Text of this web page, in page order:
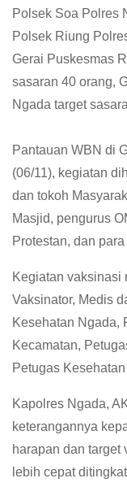
Polsek Soa Polres
Polsek Riung
Gerai Puskesmas
sasaran 40 orang,
Ngada target
Pantauan WBN di
(06/11), kegiatan
dan tokoh
Masjid, pengurus
Protestan, dan
Kegiatan vaksinasi
Vaksinator, Medis
Kesehatan Ngada,
Kecamatan,
Petugas
Kapolres Ngada,
keterangannya
harapan dan
lebih cepat